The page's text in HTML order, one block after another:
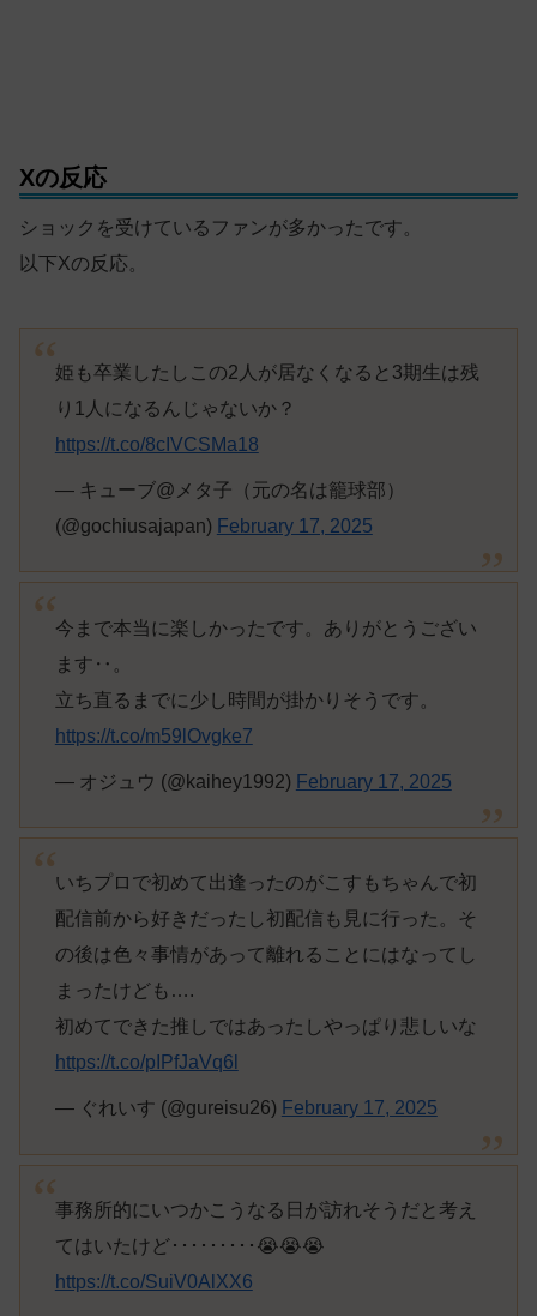
Xの反応
ショックを受けているファンが多かったです。
以下Xの反応。
姫も卒業したしこの2人が居なくなると3期生は残
り1人になるんじゃないか？
https://t.co/8cIVCSMa18
— キューブ@メタ子（元の名は籠球部）
(@gochiusajapan) February 17, 2025
今まで本当に楽しかったです。ありがとうござい
ます‥。
立ち直るまでに少し時間が掛かりそうです。
https://t.co/m59lOvgke7
— オジュウ (@kaihey1992) February 17, 2025
いちプロで初めて出逢ったのがこすもちゃんで初
配信前から好きだったし初配信も見に行った。そ
の後は色々事情があって離れることにはなってし
まったけども….
初めてできた推しではあったしやっぱり悲しいな
https://t.co/pIPfJaVq6l
— ぐれいす (@gureisu26) February 17, 2025
事務所的にいつかこうなる日が訪れそうだと考え
てはいたけど･････････😭😭😭
https://t.co/SuiV0AlXX6